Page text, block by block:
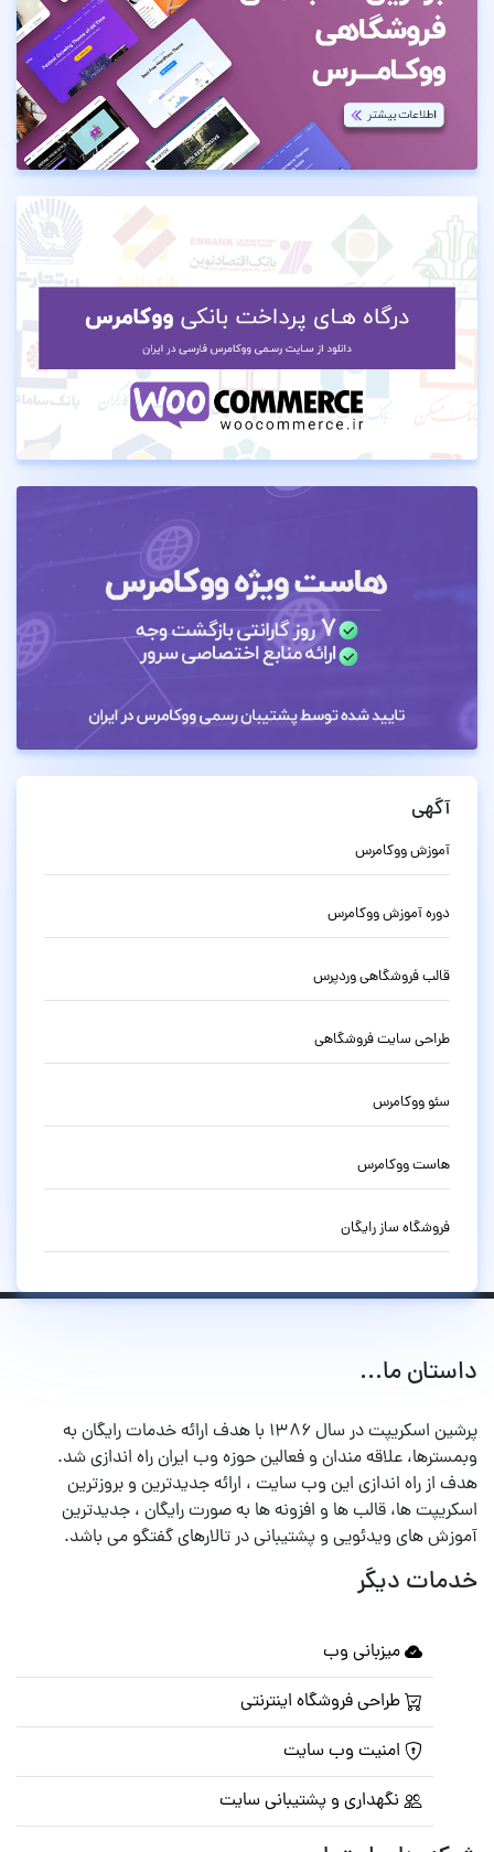
آگهی
آموزش ووکامرس
دوره آموزش ووکامرس
قالب فروشگاهی وردپرس
طراحی سایت فروشگاهی
سئو ووکامرس
هاست ووکامرس
فروشگاه ساز رایگان
داستان ما...
پرشین اسکریپت در سال ۱۳۸۶ با هدف ارائه خدمات رایگان به
وبمسترها، علاقه مندان و فعالین حوزه وب ایران راه اندازی شد.
هدف از راه اندازی این وب سایت ، ارائه جدیدترین و بروزترین
اسکریپت ها، قالب ها و افزونه ها به صورت رایگان ، جدیدترین
آموزش های ویدئویی و پشتیبانی در تالارهای گفتگو می باشد.
خدمات دیگر
میزبانی وب
طراحی فروشگاه اینترنتی
امنیت وب سایت
نگهداری و پشتیبانی سایت